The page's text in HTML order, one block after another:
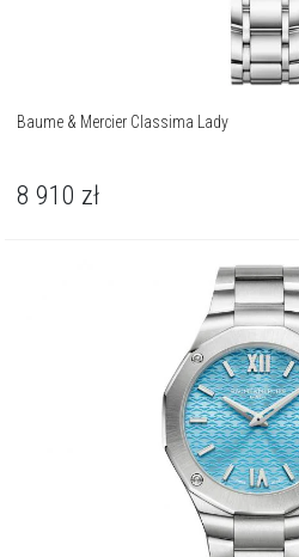
Baume & Mercier Classima Lady
8 910 zł